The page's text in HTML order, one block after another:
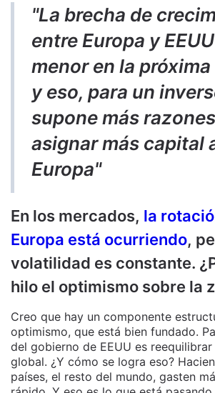
"La brecha de
entre Europa y
menor en la
y eso, para un
supone más
asignar más capital
Europa"
En los mercados, la
Europa está ocurriendo,
volatilidad es constante.
hilo el optimismo sobre la
Creo que hay un componente
optimismo, que está bien fundado.
del gobierno de EEUU es
global. ¿Y cómo se logra eso?
países, el resto del mundo, gasten